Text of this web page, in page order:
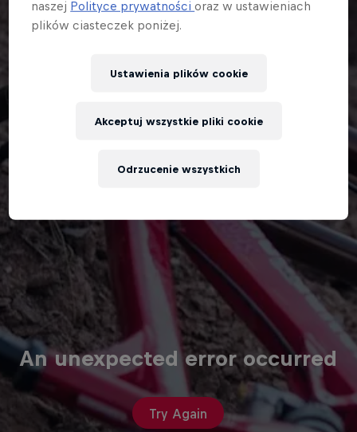
An unexpected error occurred
Try Again
naszej Polityce prywatnościoraz w ustawieniach
plików ciasteczek poniżej.
Ustawienia plików cookie
Odrzucenie wszystkich
Akceptuj wszystkie pliki cookie